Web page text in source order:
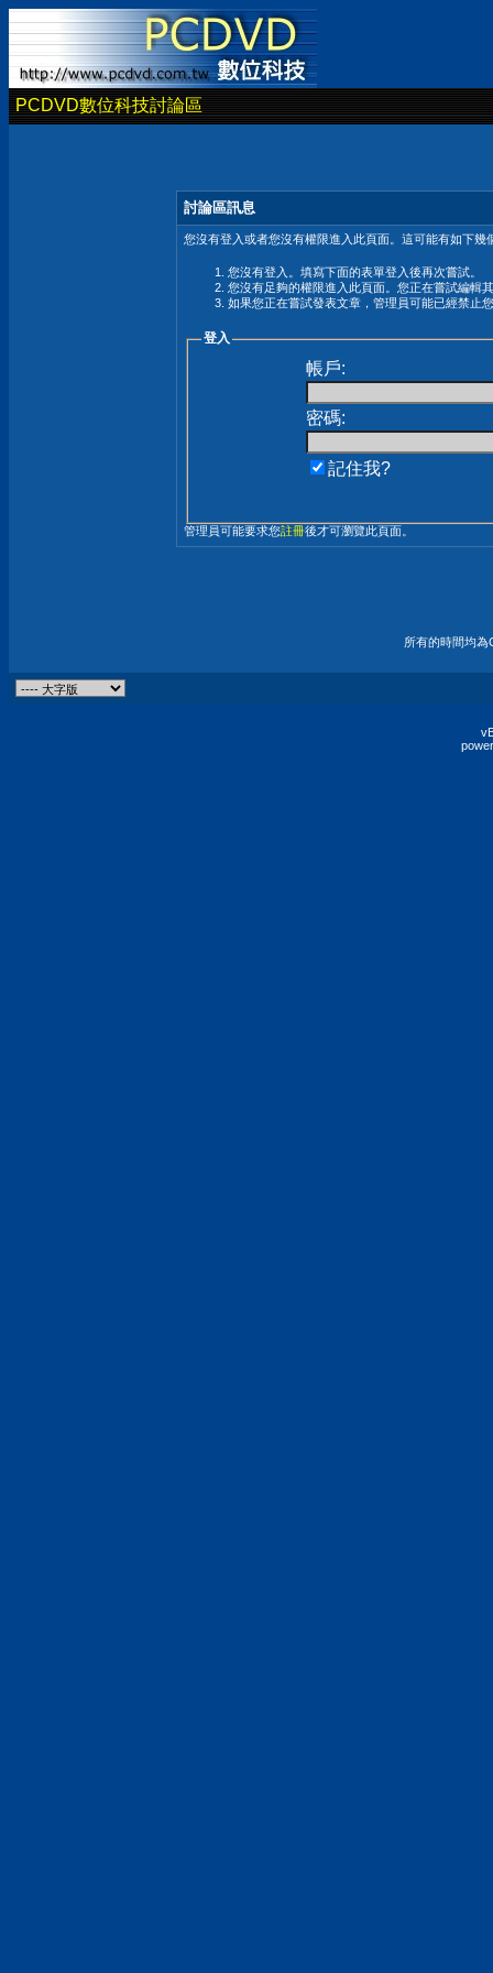
PCDVD數位科技討論區
討論區訊息
您沒有登入或者您沒有權限進入此頁面。這可能有如下幾
您沒有登入。填寫下面的表單登入後再次嘗試。
您沒有足夠的權限進入此頁面。您正在嘗試編輯
如果您正在嘗試發表文章，管理員可能已經禁止
登入
帳戶:
密碼:
記住我?
管理員可能要求您註冊後才可瀏覽此頁面。
所有的時間均為